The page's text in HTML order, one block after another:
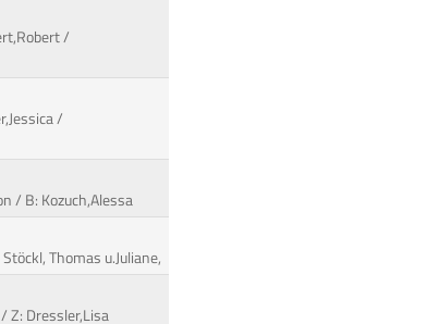
/
/
/ B: Kozuch,Alessa
Thomas u.Juliane,
Z: Dressler,Lisa